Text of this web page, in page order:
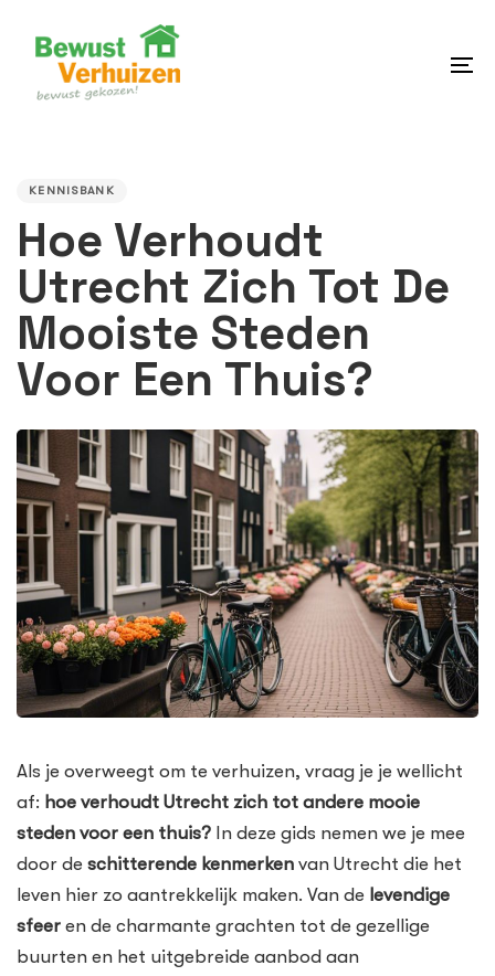
content
KENNISBANK
Hoe Verhoudt
Utrecht Zich Tot De
Mooiste Steden
Voor Een Thuis?
Als je overweegt om te verhuizen, vraag je je wellicht
af: hoe verhoudt Utrecht zich tot andere mooie
steden voor een thuis? In deze gids nemen we je mee
door de schitterende kenmerken van Utrecht die het
leven hier zo aantrekkelijk maken. Van de levendige
sfeer en de charmante grachten tot de gezellige
buurten en het uitgebreide aanbod aan